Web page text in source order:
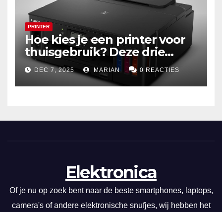
PRINTER
Hoe kies je een printer voor
thuisgebruik? Deze drie
draadloze modellen zijn écht
zuinig en indrukwekkend
DEC 7, 2025 MARIAN 0 REACTIES
Elektronica
Of je nu op zoek bent naar de beste smartphones, laptops,
camera's of andere elektronische snufjes, wij hebben het